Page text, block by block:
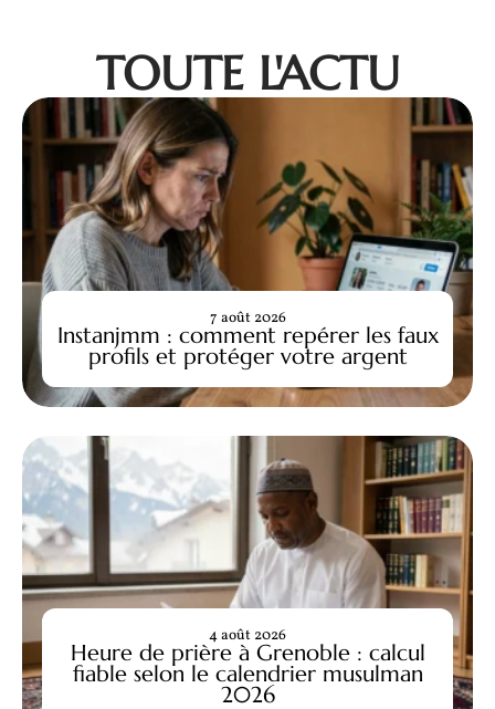
TOUTE L'ACTU
Instanjmm : comment repérer les faux
profils et protéger votre argent
7 août 2026
Heure de prière à Grenoble : calcul
fiable selon le calendrier musulman
2026
4 août 2026